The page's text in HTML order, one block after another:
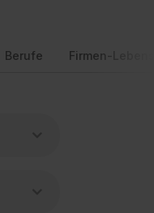
Berufe Firmen-